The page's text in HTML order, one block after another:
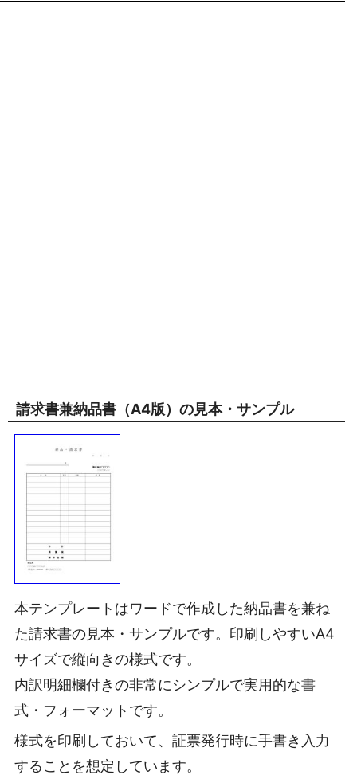
請求書兼納品書（A4版）の見本・サンプル
本テンプレートはワードで作成した納品書を兼ね
た請求書の見本・サンプルです。印刷しやすいA4
サイズで縦向きの様式です。
内訳明細欄付きの非常にシンプルで実用的な書
式・フォーマットです。
様式を印刷しておいて、証票発行時に手書き入力
することを想定しています。